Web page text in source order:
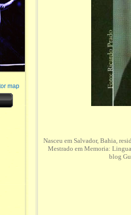
map
Nasceu em Salvador, Bahia,
Mestrado em Memoria:
blog